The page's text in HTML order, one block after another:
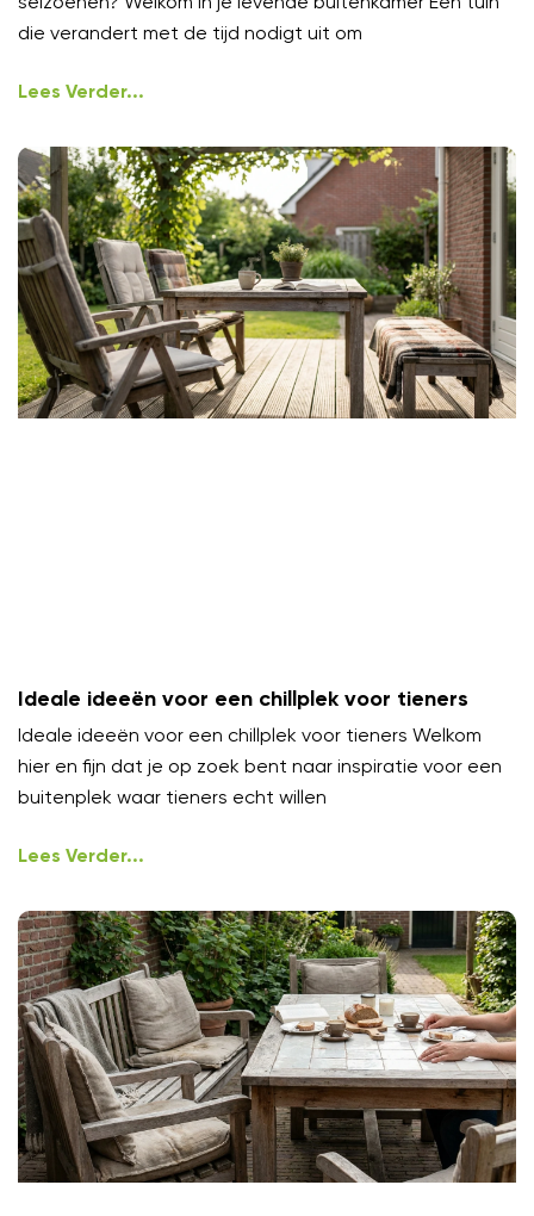
die verandert met de tijd nodigt uit om
Lees Verder...
Ideale ideeën voor een chillplek voor tieners
Ideale ideeën voor een chillplek voor tieners Welkom
hier en fijn dat je op zoek bent naar inspiratie voor een
buitenplek waar tieners echt willen
Lees Verder...